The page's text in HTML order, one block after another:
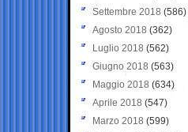
Settembre 2018 (586)
Agosto 2018 (362)
Luglio 2018 (562)
Giugno 2018 (563)
Maggio 2018 (634)
Aprile 2018 (547)
Marzo 2018 (599)